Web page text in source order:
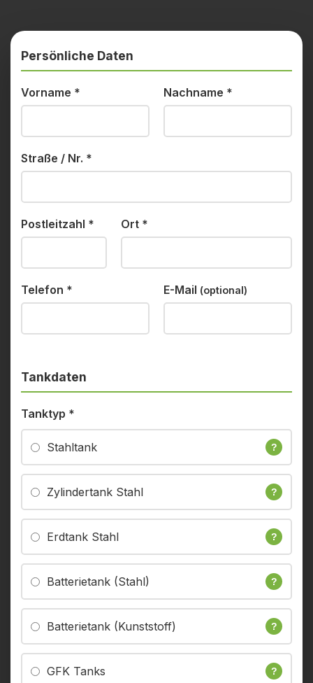
Persönliche Daten
Vorname * Nachname *
Straße / Nr. *
Postleitzahl * Ort *
Telefon * E-Mail (optional)
Tankdaten
Tanktyp *
Stahltank ?
Zylindertank Stahl ?
Erdtank Stahl ?
Batterietank (Stahl) ?
Batterietank (Kunststoff) ?
GFK Tanks ?